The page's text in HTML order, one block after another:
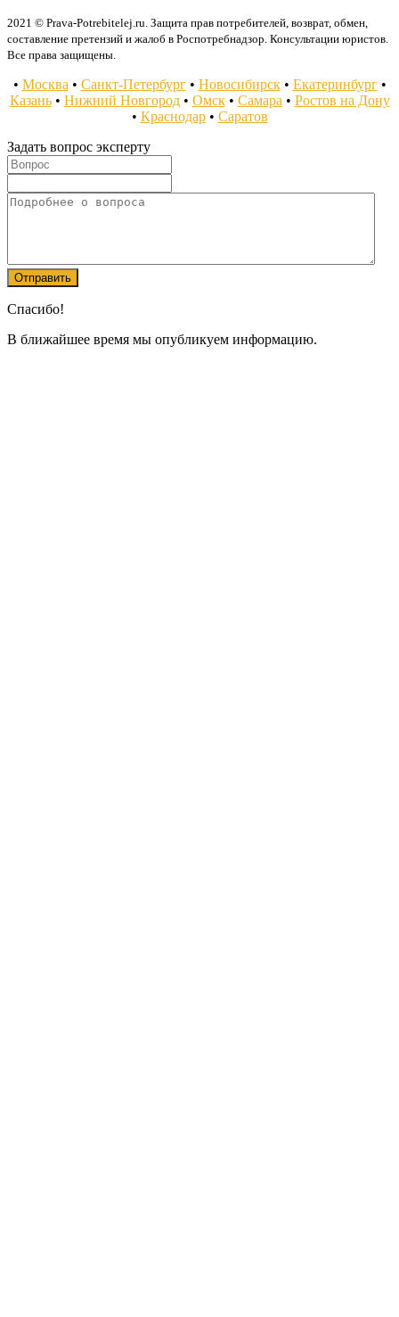
2021 © Prava-Potrebitelej.ru. Защита прав потребителей, возврат, обмен,
составление претензий и жалоб в Роспотребнадзор. Консультации юристов.
Все права защищены.
• Москва • Санкт-Петербург• Новосибирск• Екатеринбург•
Казань• Нижний Новгород• Омск• Самара • Ростов на Дону
• Краснодар• Саратов
Задать вопрос эксперту
Спасибо!
В ближайшее время мы опубликуем информацию.